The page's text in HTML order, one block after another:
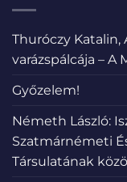
Thuróczy Katalin,
varázspálcája – A
Győzelem!
Németh László:
Szatmárnémeti
Társulatának